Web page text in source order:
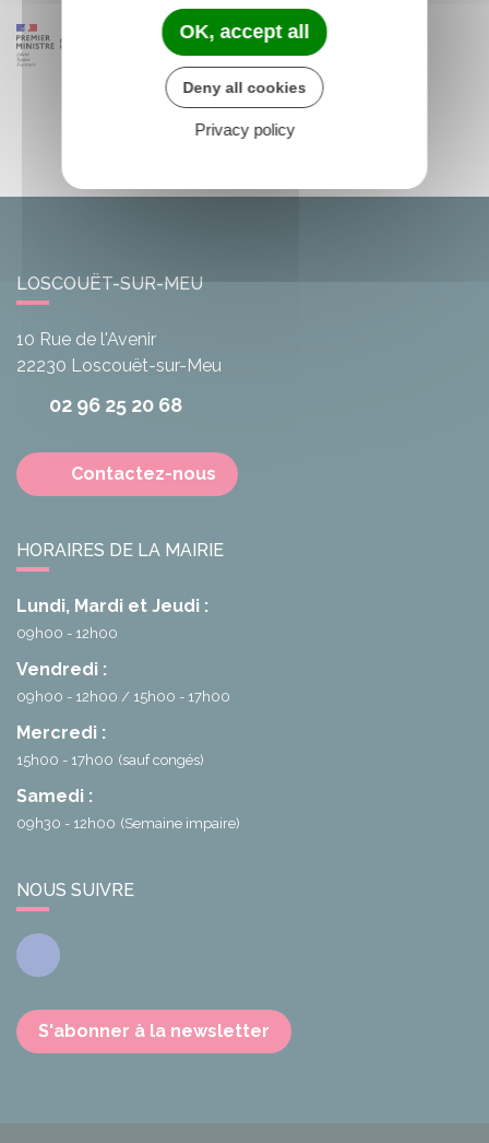
LOSCOUËT-SUR-MEU
10 Rue de l'Avenir
22230 Loscouët-sur-Meu
02 96 25 20 68
Contactez-nous
HORAIRES DE LA MAIRIE
Lundi, Mardi et Jeudi :
09h00 - 12h00
Vendredi :
09h00 - 12h00 15h00 - 17h00
Mercredi :
15h00 - 17h00 (sauf congés)
Samedi :
09h30 - 12h00 (Semaine impaire)
NOUS SUIVRE
Facebook
S'abonner à la newsletter
OK, accept all
Deny all cookies
Privacy policy